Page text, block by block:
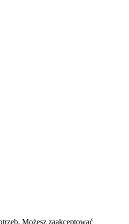
Możesz zaakceptować